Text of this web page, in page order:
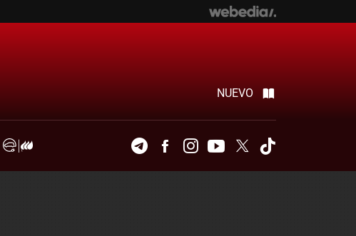
NUEVO
TelegramFacebookInstagramYoutubeTwitter